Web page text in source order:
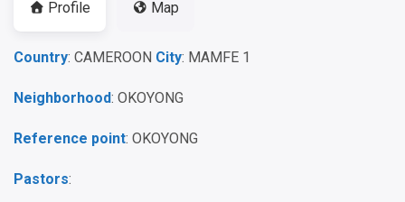
Profile Map
Country: CAMEROON City: MAMFE 1
Neighborhood: OKOYONG
Reference point: OKOYONG
Pastors: